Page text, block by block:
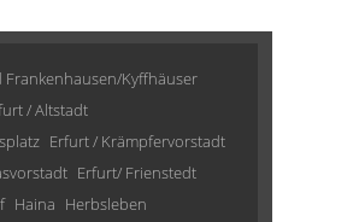
Frankenhausen/Kyffhäuser
/ Altstadt
Erfurt / Krämpfervorstadt
Erfurt/ Frienstedt
Haina Herbsleben